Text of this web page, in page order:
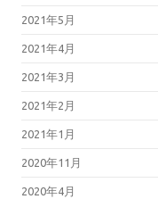
2021年5月
2021年4月
2021年3月
2021年2月
2021年1月
2020年11月
2020年4月